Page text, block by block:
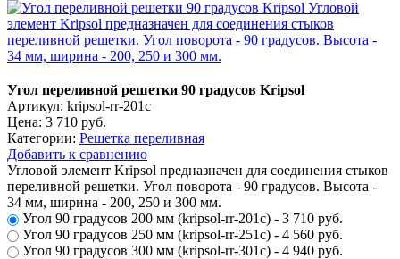
Угол переливной решетки 90 градусов Kripsol
Артикул: kripsol-rr-201c
Цена: 3 710 руб.
Категории: Решетка переливная
Добавить к сравнению
Угловой элемент Kripsol предназначен для соединения стыков
переливной решетки. Угол поворота - 90 градусов. Высота -
34 мм, ширина - 200, 250 и 300 мм.
Угол 90 градусов 200 мм (kripsol-rr-201c) - 3 710 руб.
Угол 90 градусов 250 мм (kripsol-rr-251c) - 4 560 руб.
Угол 90 градусов 300 мм (kripsol-rr-301c) - 4 940 руб.